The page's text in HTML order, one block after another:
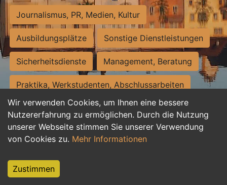
Wir verwenden Cookies, um Ihnen eine bessere
Nutzererfahrung zu ermöglichen. Durch die Nutzung
unserer Webseite stimmen Sie unserer Verwendung
von Cookies zu. Mehr Informationen
Zustimmen
Journalismus, PR, Medien, Kultur
Ausbildungsplätze Sonstige Dienstleistungen
Sicherheitsdienste Management, Beratung
Praktika, Werkstudenten, Abschlussarbeiten
Personalwesen Assistenz, Sekretariat
Hilfskräfte, Aushilfs- und Nebenjobs
Weiterbildung, Studium, duale Ausbildung